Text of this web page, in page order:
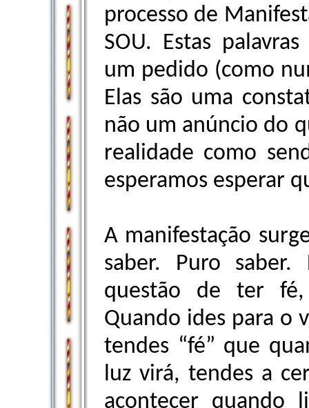
processo de
SOU. Estas
um pedido (como
Elas são uma
não um anúncio do
realidade como
esperamos esperar
A manifestação
saber. Puro
questão de ter
Quando ides para o
tendes “fé” que
luz virá, tendes a
acontecer quando